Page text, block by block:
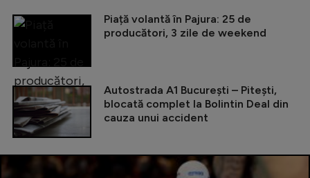
Piață volantă în Pajura: 25 de
producători, 3 zile de weekend
Autostrada A1 București – Pitești,
blocată complet la Bolintin Deal din
cauza unui accident